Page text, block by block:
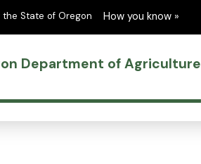
State of Oregon Learn
How you know »
Department of Agriculture